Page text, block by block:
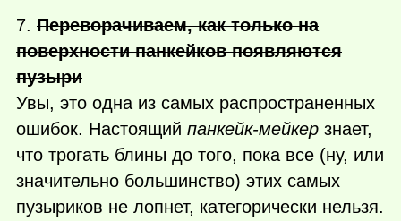
7. Переворачиваем, как только на
поверхности панкейков появляются
пузыри
Увы, это одна из самых распространенных
ошибок. Настоящий панкейк-мейкер знает,
что трогать блины до того, пока все (ну, или
значительно большинство) этих самых
пузыриков не лопнет, категорически нельзя.